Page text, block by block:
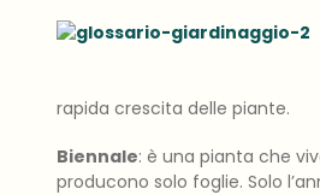
rapida crescita delle piante.
Biennale: è una pianta che
producono solo foglie. Solo